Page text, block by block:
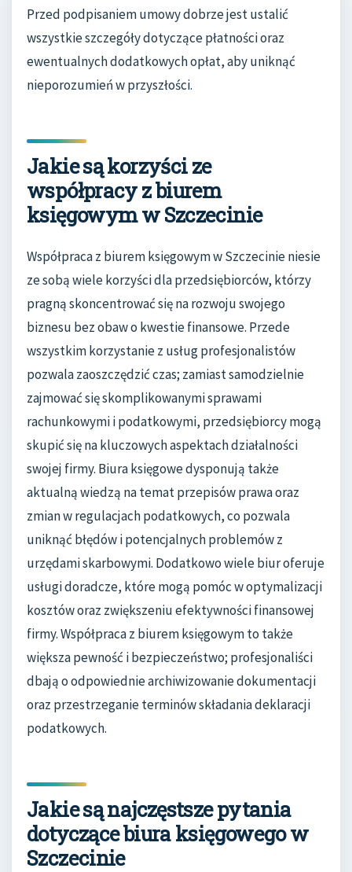
Przed podpisaniem umowy dobrze jest ustalić
wszystkie szczegóły dotyczące płatności oraz
ewentualnych dodatkowych opłat, aby uniknąć
nieporozumień w przyszłości.
Jakie są korzyści ze
współpracy z biurem
księgowym w Szczecinie
Współpraca z biurem księgowym w Szczecinie niesie
ze sobą wiele korzyści dla przedsiębiorców, którzy
pragną skoncentrować się na rozwoju swojego
biznesu bez obaw o kwestie finansowe. Przede
wszystkim korzystanie z usług profesjonalistów
pozwala zaoszczędzić czas; zamiast samodzielnie
zajmować się skomplikowanymi sprawami
rachunkowymi i podatkowymi, przedsiębiorcy mogą
skupić się na kluczowych aspektach działalności
swojej firmy. Biura księgowe dysponują także
aktualną wiedzą na temat przepisów prawa oraz
zmian w regulacjach podatkowych, co pozwala
uniknąć błędów i potencjalnych problemów z
urzędami skarbowymi. Dodatkowo wiele biur oferuje
usługi doradcze, które mogą pomóc w optymalizacji
kosztów oraz zwiększeniu efektywności finansowej
firmy. Współpraca z biurem księgowym to także
większa pewność i bezpieczeństwo; profesjonaliści
dbają o odpowiednie archiwizowanie dokumentacji
oraz przestrzeganie terminów składania deklaracji
podatkowych.
Jakie są najczęstsze pytania
dotyczące biura księgowego w
Szczecinie